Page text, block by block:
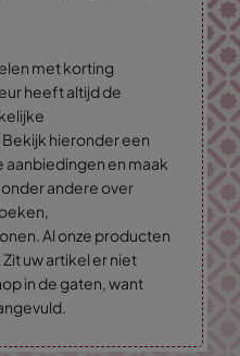
met korting
heeft altijd de
hieronder een
aanbiedingen en maak
andere over
Al onze producten
uw artikel er niet
in de gaten, want